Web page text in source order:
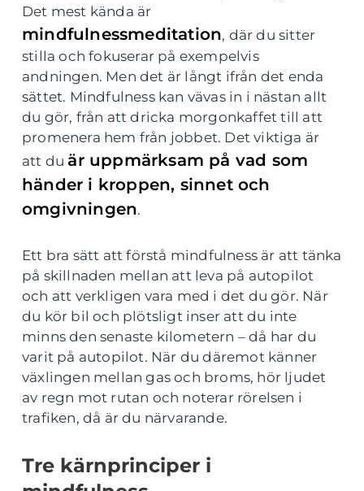
Det mest kända är
mindfulnessmeditation, där du sitter
stilla och fokuserar på exempelvis
andningen. Men det är långt ifrån det enda
sättet. Mindfulness kan vävas in i nästan allt
du gör, från att dricka morgonkaffet till att
promenera hem från jobbet. Det viktiga är
att du är uppmärksam på vad som
händer i kroppen, sinnet och
omgivningen.
Ett bra sätt att förstå mindfulness är att tänka
på skillnaden mellan att leva på autopilot
och att verkligen vara med i det du gör. När
du kör bil och plötsligt inser att du inte
minns den senaste kilometern – då har du
varit på autopilot. När du däremot känner
växlingen mellan gas och broms, hör ljudet
av regn mot rutan och noterar rörelsen i
trafiken, då är du närvarande.
Tre kärnprinciper i